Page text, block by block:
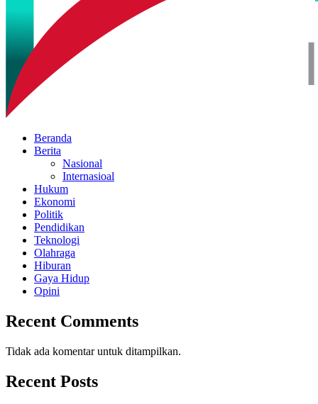
Beranda
Berita
Nasional
Internasioal
Hukum
Ekonomi
Politik
Pendidikan
Teknologi
Olahraga
Hiburan
Gaya Hidup
Opini
Recent Comments
Tidak ada komentar untuk ditampilkan.
Recent Posts